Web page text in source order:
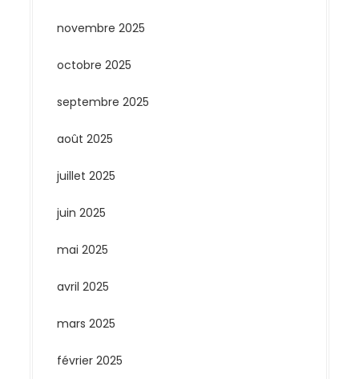
novembre 2025
octobre 2025
septembre 2025
août 2025
juillet 2025
juin 2025
mai 2025
avril 2025
mars 2025
février 2025